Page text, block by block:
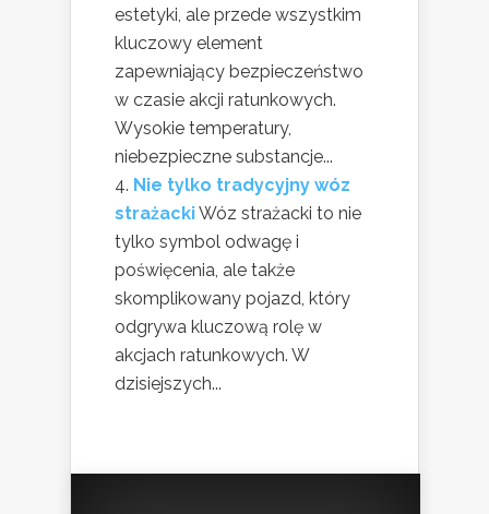
estetyki, ale przede wszystkim
kluczowy element
zapewniający bezpieczeństwo
w czasie akcji ratunkowych.
Wysokie temperatury,
niebezpieczne substancje...
Nie tylko tradycyjny wóz
strażackiWóz strażacki to nie
tylko symbol odwagę i
poświęcenia, ale także
skomplikowany pojazd, który
odgrywa kluczową rolę w
akcjach ratunkowych. W
dzisiejszych...